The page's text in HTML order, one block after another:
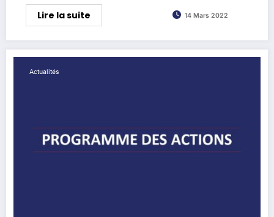
Lire la suite 14 Mars 2022
Actualités